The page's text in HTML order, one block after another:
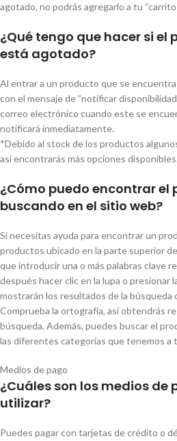
agotado, no podrás agregarlo a tu
¿Qué tengo que hacer si el
está agotado?
Al entrar a un producto que se
con el mensaje de ”notificar
correo electrónico cuando este se
notificará inmediatamente.
*Debido al stock de los productos
así encontrarás más opciones disponibles.
¿Cómo puedo encontrar el
buscando en el sitio web?
Si necesitas ayuda para encontrar un
productos ubicado en la parte superior
que introducir una o más palabras clave
después hacer clic en la lupa o presionar
mostrarán los resultados de la búsqueda
Comprueba la ortografía, así obtendrás
búsqueda. Además, puedes buscar el
las diferentes categorías que tenemos a
Medios de pago
¿Cuáles son los medios de
utilizar?
Puedes pagar con tarjetas de crédito o